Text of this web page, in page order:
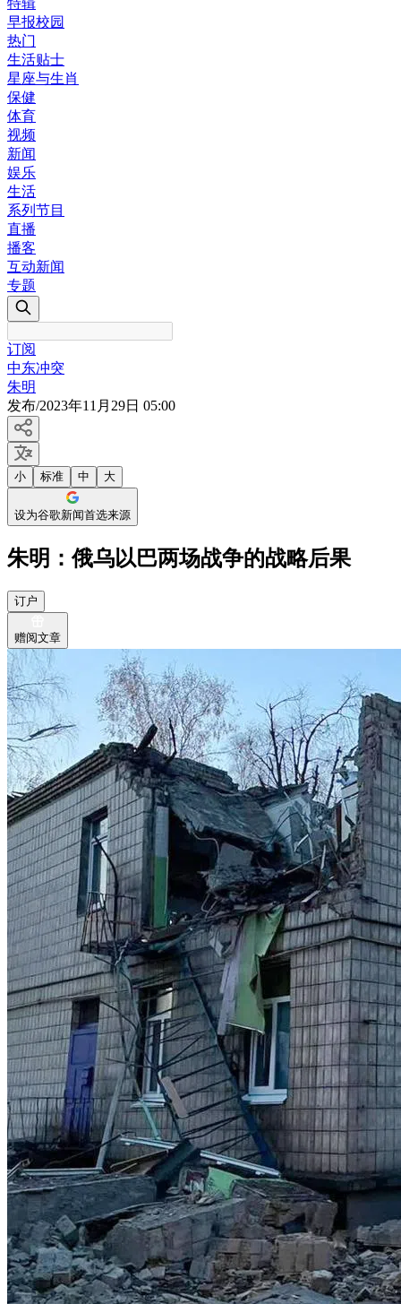
特辑
早报校园
热门
生活贴士
星座与生肖
保健
体育
视频
新闻
娱乐
生活
系列节目
直播
播客
互动新闻
专题
订阅
中东冲突
朱明
发布/2023年11月29日 05:00
小 标准 中 大
设为谷歌新闻首选来源
朱明：俄乌以巴两场战争的战略后果
订户
赠阅文章